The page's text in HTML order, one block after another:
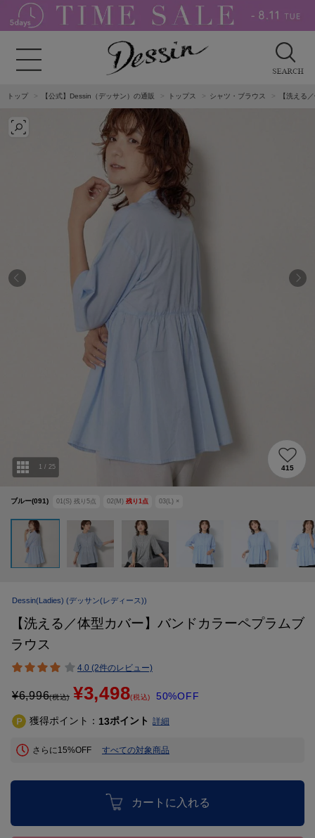
トップ 【公式】Dessin（デッサン）の通販 トップス シャツ・ブラウス 【洗える
ブルー(091) 01(S) 残り 5点 02(M) 残り 1点 03(L) ×
1 / 25 415
Dessin(Ladies) (デッサン(レディース))
【洗える／体型カバー】バンドカラーペプラムブ
ラウス
4.0 (2件のレビュー)
¥6,996(税込) ¥3,498(税込) 50%OFF
獲得ポイント： 13ポイント 詳細
さらに15%OFF すべての対象商品
カートに入れる